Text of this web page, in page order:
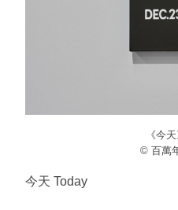
《今
© 百萬
今天 Today